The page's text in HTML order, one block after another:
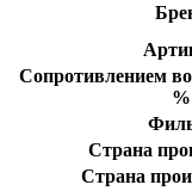
Сопротивлением
%
Страна
Страна